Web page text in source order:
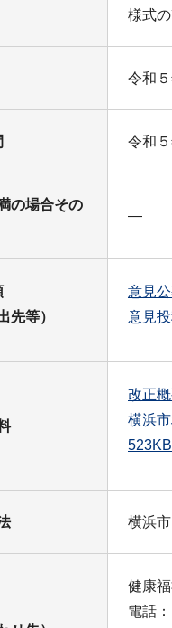
様式
令和
令和
の場合その
―
先等）
意見
意見
改正
横浜
523KB
横浜
健康
電話